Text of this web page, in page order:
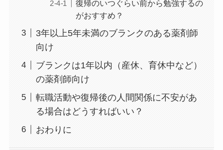
復帰のいつぐらい前から勉強するの
がおすすめ？
3年以上5年未満のブランクのある薬剤師
向け
ブランクは1年以内（産休、育休中など）
の薬剤師向け
転職活動や復帰後の人間関係に不安があ
る場合はどうすればいい？
おわりに